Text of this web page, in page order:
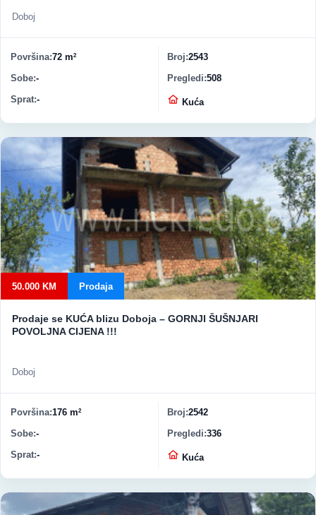
Doboj
Površina 72 m2 Broj 2543
Sobe - Pregledi 508
Sprat - Vrsta nekretnine
Kuća
50.000 KM Prodaja
Prodaje se KUĆA blizu Doboja – GORNJI ŠUŠNJARI
POVOLJNA CIJENA !!!
Doboj
Površina 176 m2 Broj 2542
Sobe - Pregledi 336
Sprat - Vrsta nekretnine
Kuća